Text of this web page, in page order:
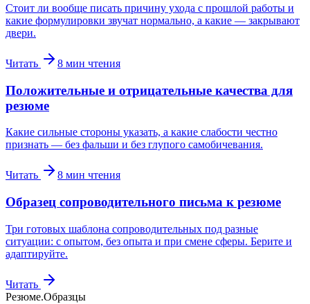
Стоит ли вообще писать причину ухода с прошлой работы и
какие формулировки звучат нормально, а какие — закрывают
двери.
Читать 8 мин чтения
Положительные и отрицательные качества для
резюме
Какие сильные стороны указать, а какие слабости честно
признать — без фальши и без глупого самобичевания.
Читать 8 мин чтения
Образец сопроводительного письма к резюме
Три готовых шаблона сопроводительных под разные
ситуации: с опытом, без опыта и при смене сферы. Берите и
адаптируйте.
Читать
Резюме.Образцы